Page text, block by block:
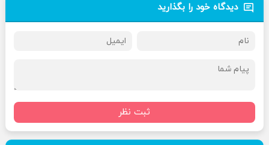
دیدگاه خود را بگذارید
ثبت نظر